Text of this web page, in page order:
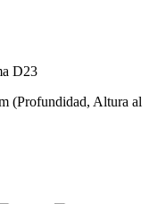
D23
(Profundidad, Altura al